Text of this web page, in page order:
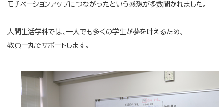
モチベーションアップにつながったという感想が多数聞かれました。
人間生活学科では、一人でも多くの学生が夢を叶えるため、
教員一丸でサポートします。